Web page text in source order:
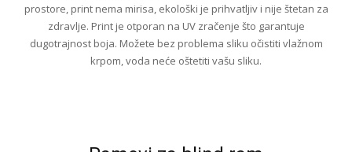
prostore, print nema mirisa, ekološki je prihvatljiv i nije štetan za
zdravlje. Print je otporan na UV zračenje što garantuje
dugotrajnost boja. Možete bez problema sliku očistiti vlažnom
krpom, voda neće oštetiti vašu sliku.